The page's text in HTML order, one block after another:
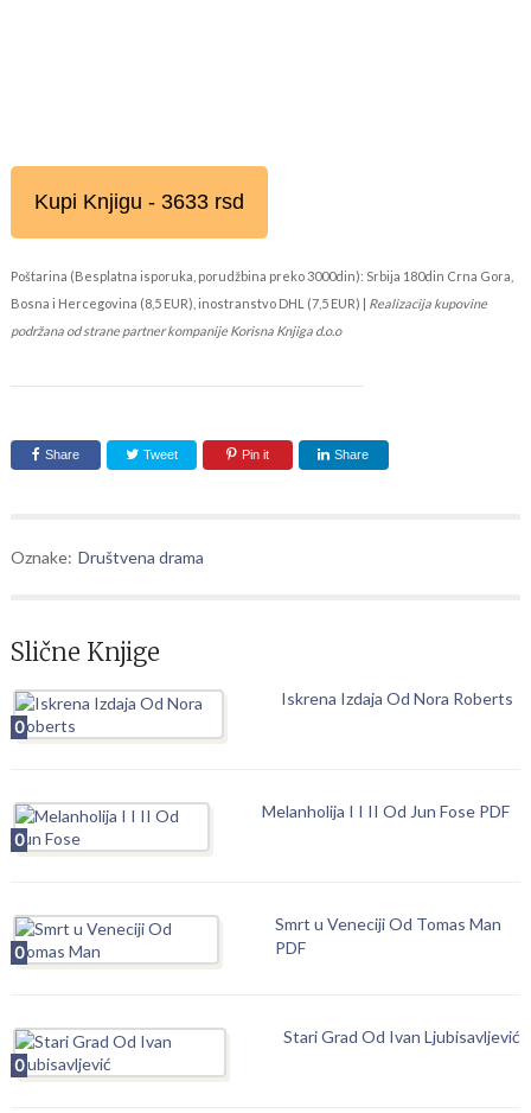
Kupi Knjigu - 3633 rsd
Poštarina (Besplatna isporuka, porudžbina preko 3000din): Srbija 180din Crna Gora,
Bosna i Hercegovina (8,5 EUR), inostranstvo DHL (7,5 EUR) | Realizacija kupovine
podržana od strane partner kompanije Korisna Knjiga d.o.o
Share Tweet Pin it Share
Oznake: Društvena drama
Slične Knjige
0
Iskrena Izdaja Od Nora Roberts
0
Melanholija I I II Od Jun Fose PDF
0
Smrt u Veneciji Od Tomas Man
PDF
0
Stari Grad Od Ivan Ljubisavljević